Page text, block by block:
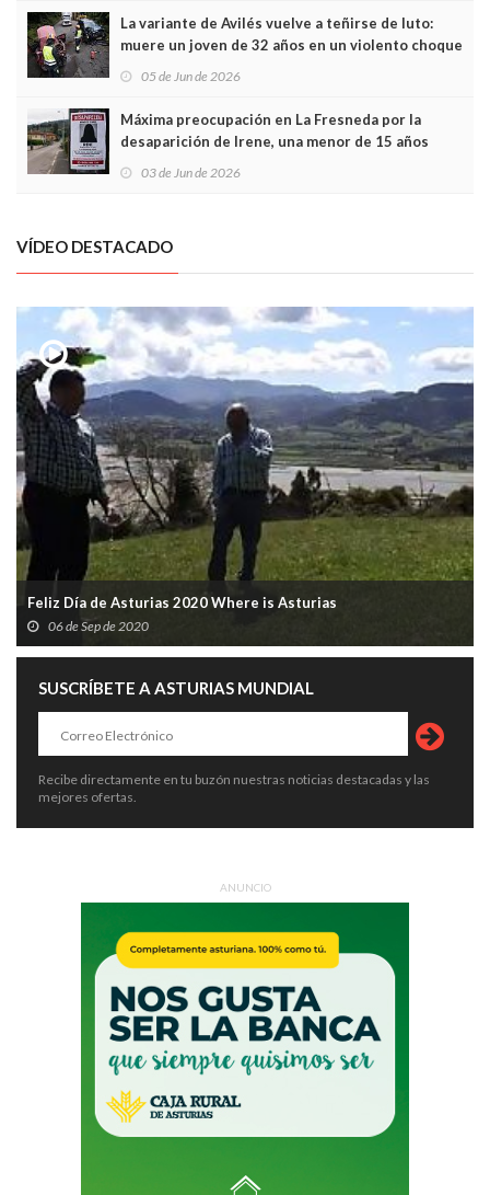
La variante de Avilés vuelve a teñirse de luto:
muere un joven de 32 años en un violento choque
frontal
05 de Jun de 2026
Máxima preocupación en La Fresneda por la
desaparición de Irene, una menor de 15 años
03 de Jun de 2026
VÍDEO DESTACADO
Feliz Día de Asturias 2020 Where is Asturias
06 de Sep de 2020
SUSCRÍBETE A ASTURIAS MUNDIAL
Recibe directamente en tu buzón nuestras noticias destacadas y las
mejores ofertas.
ANUNCIO